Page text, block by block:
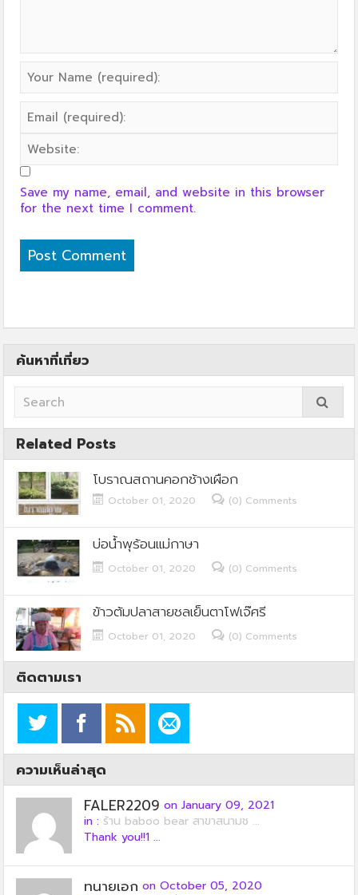
Save my name, email, and website in this browser
for the next time I comment.
ค้นหาที่เที่ยว
Related Posts
โบราณสถานคอกช้างเผือก
October 01, 2020 (0) Comments
บ่อน้ำพุร้อนแม่กาษา
October 01, 2020 (0) Comments
ข้าวต้มปลาสายชลเย็นตาโฟเจ๊ศรี
October 01, 2020 (0) Comments
ติดตามเรา
ความเห็นล่าสุด
FALER2209 on January 09, 2021
in : ร้าน baboo bear สาขาสนามช ...
Thank you!!1 ...
ทนายเอก on October 05, 2020